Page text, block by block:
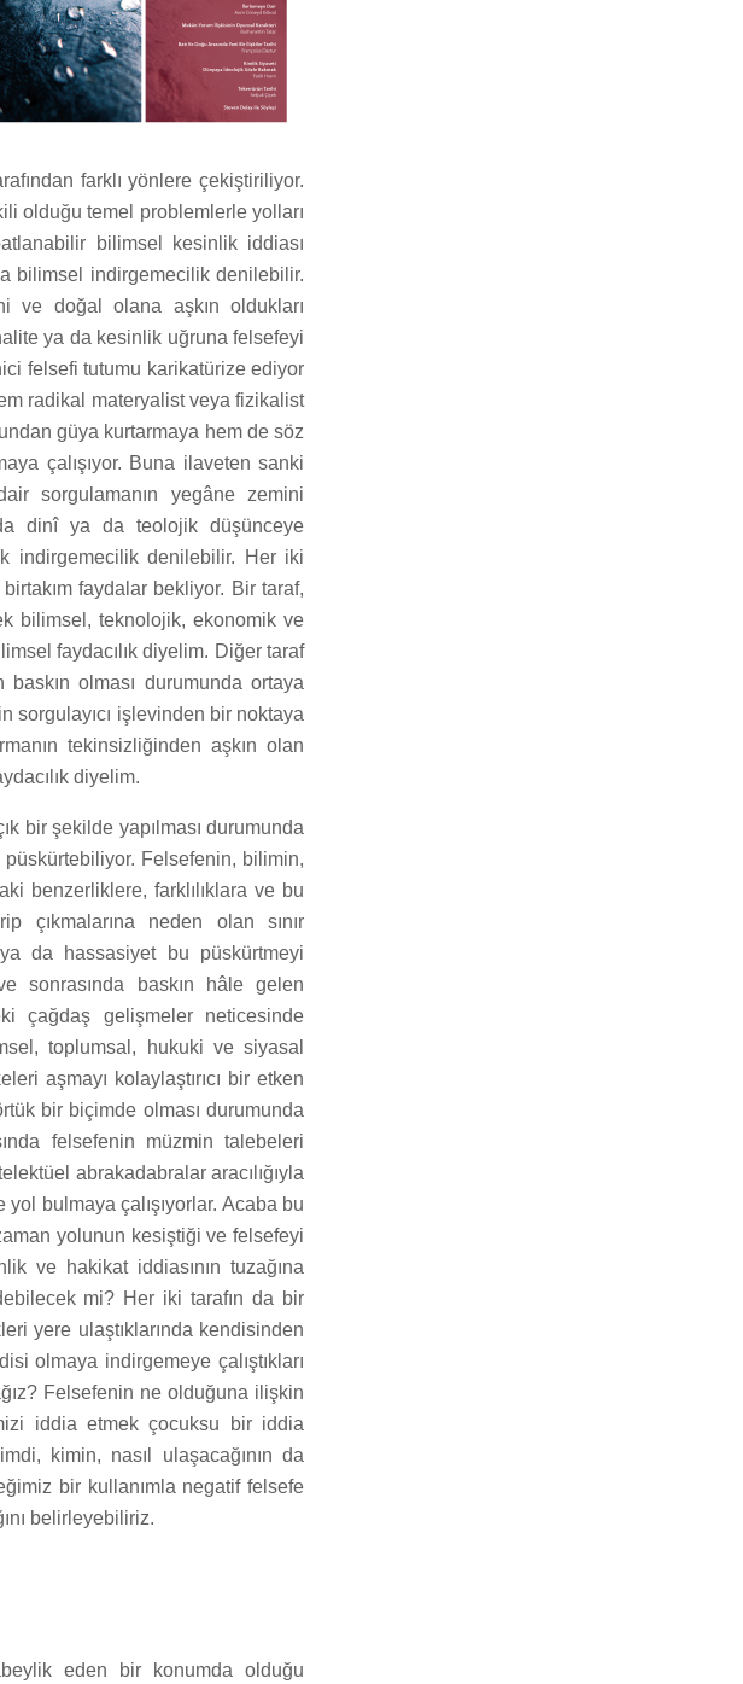
farklı yönlere çekiştiriliyor.
olduğu temel problemlerle yolları
bilimsel kesinlik iddiası
bilimsel indirgemecilik denilebilir.
doğal olana aşkın oldukları
ya da kesinlik uğruna felsefeyi
felsefi tutumu karikatürize ediyor
radikal materyalist veya fizikalist
güya kurtarmaya hem de söz
çalışıyor. Buna ilaveten sanki
sorgulamanın yegâne zemini
dinî ya da teolojik düşünceye
indirgemecilik denilebilir. Her iki
faydalar bekliyor. Bir taraf,
bilimsel, teknolojik, ekonomik ve
faydacılık diyelim. Diğer taraf
olması durumunda ortaya
sorgulayıcı işlevinden bir noktaya
tekinsizliğinden aşkın olan
diyelim.
bir şekilde yapılması durumunda
püskürtebiliyor. Felsefenin, bilimin,
benzerliklere, farklılıklara ve bu
çıkmalarına neden olan sınır
da hassasiyet bu püskürtmeyi
sonrasında baskın hâle gelen
çağdaş gelişmeler neticesinde
toplumsal, hukuki ve siyasal
aşmayı kolaylaştırıcı bir etken
bir biçimde olması durumunda
felsefenin müzmin talebeleri
abrakadabralar aracılığıyla
bulmaya çalışıyorlar. Acaba bu
yolunun kesiştiği ve felsefeyi
ve hakikat iddiasının tuzağına
mi? Her iki tarafın da bir
yere ulaştıklarında kendisinden
olmaya indirgemeye çalıştıkları
Felsefenin ne olduğuna ilişkin
iddia etmek çocuksu bir iddia
kimin, nasıl ulaşacağının da
bir kullanımla negatif felsefe
belirleyebiliriz.
eden bir konumda olduğu